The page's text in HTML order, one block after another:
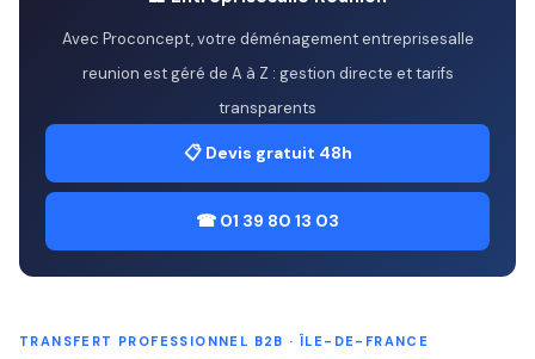
Avec Proconcept, votre déménagement entreprisesalle
reunion est géré de A à Z : gestion directe et tarifs
transparents
📋 Devis gratuit 48h
☎ 01 39 80 13 03
TRANSFERT PROFESSIONNEL B2B · ÎLE-DE-FRANCE